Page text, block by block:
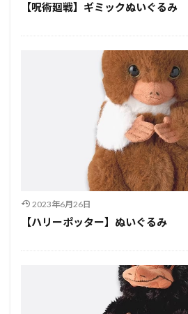
【呪術廻戦】ギミックぬいぐるみ
2023年6月26日
【ハリーポッター】ぬいぐるみ